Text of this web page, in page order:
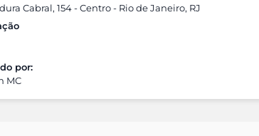
Cabral, 154 - Centro - Rio de Janeiro, RJ
por:
MC